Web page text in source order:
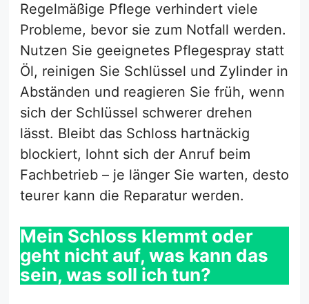
Regelmäßige Pflege verhindert viele
Probleme, bevor sie zum Notfall werden.
Nutzen Sie geeignetes Pflegespray statt
Öl, reinigen Sie Schlüssel und Zylinder in
Abständen und reagieren Sie früh, wenn
sich der Schlüssel schwerer drehen
lässt. Bleibt das Schloss hartnäckig
blockiert, lohnt sich der Anruf beim
Fachbetrieb – je länger Sie warten, desto
teurer kann die Reparatur werden.
Mein Schloss klemmt oder
geht nicht auf, was kann das
sein, was soll ich tun?